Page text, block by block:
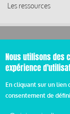
Les ressources
Pied
de
Mentions
Nous utilisons des
expérience
En cliquant sur un lien
consentement de